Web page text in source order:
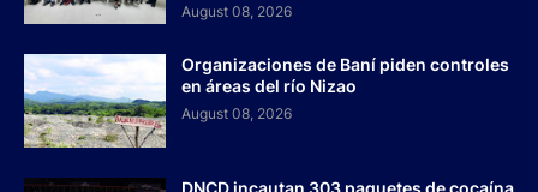
August 08, 2026
Organizaciones de Baní piden controles
en áreas del río Nizao
August 08, 2026